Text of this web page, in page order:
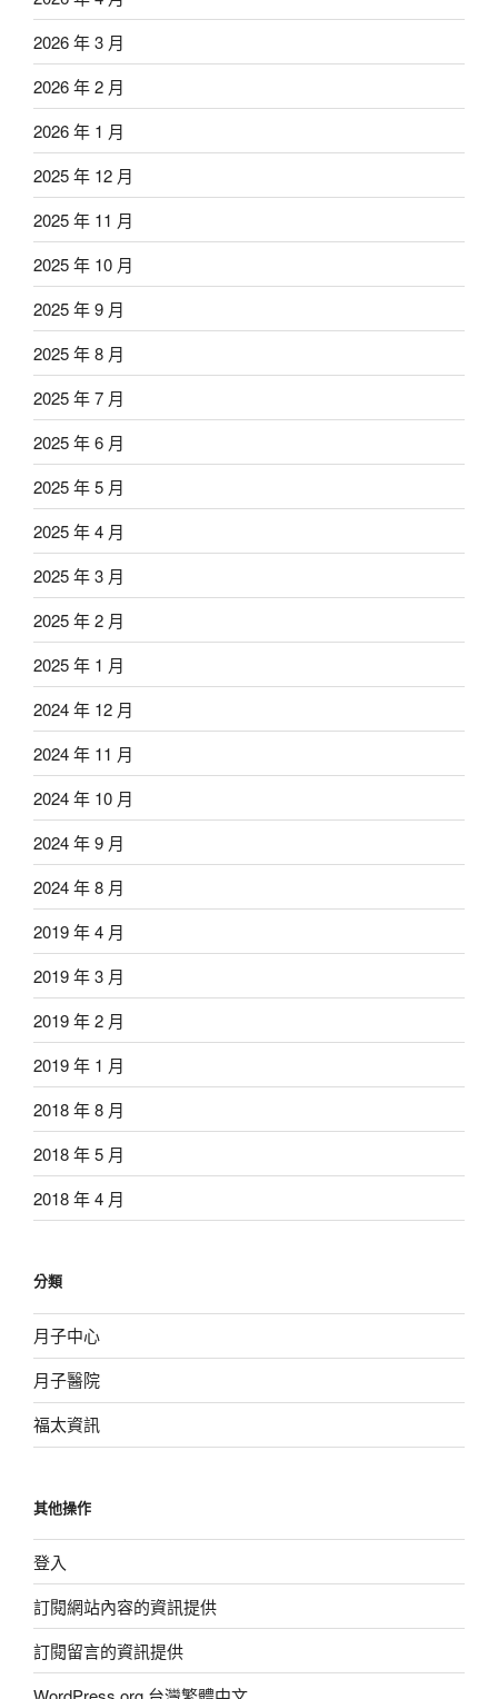
2026 年 3 月
2026 年 2 月
2026 年 1 月
2025 年 12 月
2025 年 11 月
2025 年 10 月
2025 年 9 月
2025 年 8 月
2025 年 7 月
2025 年 6 月
2025 年 5 月
2025 年 4 月
2025 年 3 月
2025 年 2 月
2025 年 1 月
2024 年 12 月
2024 年 11 月
2024 年 10 月
2024 年 9 月
2024 年 8 月
2019 年 4 月
2019 年 3 月
2019 年 2 月
2019 年 1 月
2018 年 8 月
2018 年 5 月
2018 年 4 月
分類
月子中心
月子醫院
福太資訊
其他操作
登入
訂閱網站內容的資訊提供
訂閱留言的資訊提供